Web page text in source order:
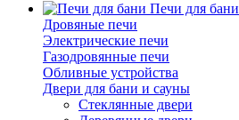
Печи для бани
Дровяные печи
Электрические печи
Газодровянные печи
Обливные устройства
Двери для бани и сауны
Стеклянные двери